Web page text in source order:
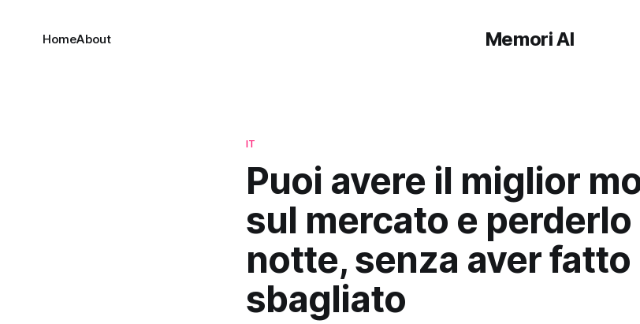
Memori AI
HomeAbout
IT
Puoi avere il miglior
sul mercato e perderlo
notte, senza aver fatto
sbagliato